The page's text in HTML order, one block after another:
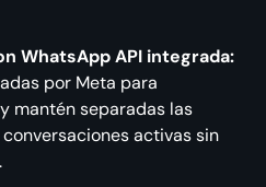
WhatsApp API integrada:
por Meta para
mantén separadas las
activas sin
.